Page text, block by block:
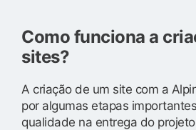
Como funciona a
sites?
A criação de um site com a
por algumas etapas
qualidade na entrega do